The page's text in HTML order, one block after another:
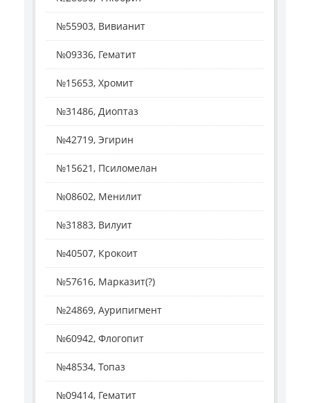
№55903, Вивианит
№09336, Гематит
№15653, Хромит
№31486, Диоптаз
№42719, Эгирин
№15621, Псиломелан
№08602, Менилит
№31883, Вилуит
№40507, Крокоит
№57616, Марказит(?)
№24869, Аурипигмент
№60942, Флогопит
№48534, Топаз
№09414, Гематит